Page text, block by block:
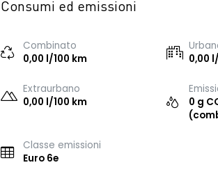
Consumi ed emissioni
Combinato
0,00 l/100 km
0,00
Extraurbano
0,00 l/100 km
0 g
Classe emissioni
Euro 6e